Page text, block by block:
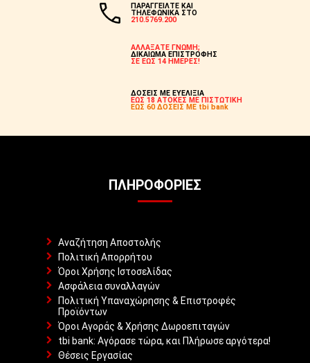
ΠΑΡΑΓΓΕΙΛΤΕ ΚΑΙ
ΤΗΛΕΦΩΝΙΚΑ ΣΤΟ
210.5769.200
ΑΛΛΑΞΑΤΕ ΓΝΩΜΗ;
ΔΙΚΑΙΩΜΑ ΕΠΙΣΤΡΟΦΗΣ
ΣΕ ΕΩΣ 14 ΗΜΕΡΕΣ!
ΔΟΣΕΙΣ ΜΕ ΕΥΕΛΙΞΙΑ
ΕΩΣ 18 ΑΤΟΚΕΣ ΜΕ ΠΙΣΤΩΤΙΚΗ
ΕΩΣ 60 ΔΟΣΕΙΣ ΜΕ tbi bank
ΠΛΗΡΟΦΟΡΊΕΣ
Αναζήτηση Αποστολής
Πολιτική Απορρήτου
Όροι Χρήσης Ιστοσελίδας
Ασφάλεια συναλλαγών
Πολιτική Υπαναχώρησης & Επιστροφές
Προϊόντων
Όροι Αγοράς & Χρήσης Δωροεπιταγών
tbi bank: Αγόρασε τώρα, και Πλήρωσε αργότερα!
Θέσεις Εργασίας